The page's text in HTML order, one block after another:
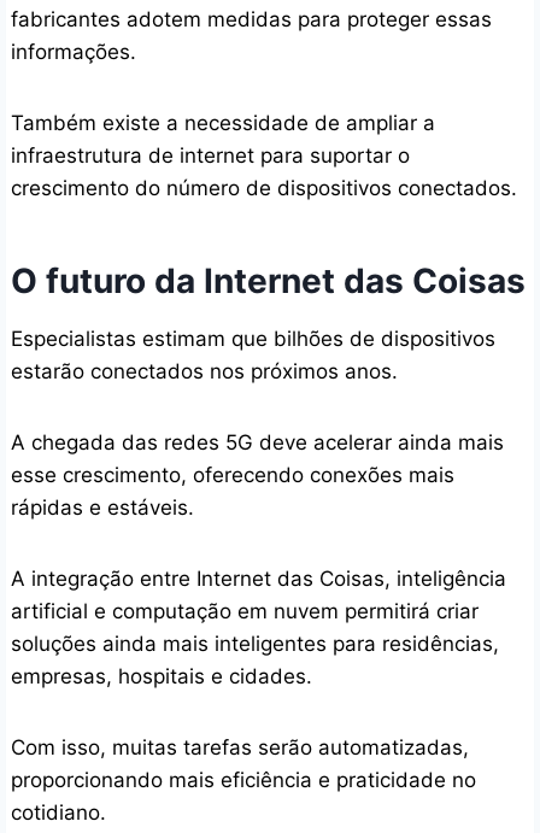
fabricantes adotem medidas para proteger essas
informações.
Também existe a necessidade de ampliar a
infraestrutura de internet para suportar o
crescimento do número de dispositivos conectados.
O futuro da Internet das Coisas
Especialistas estimam que bilhões de dispositivos
estarão conectados nos próximos anos.
A chegada das redes 5G deve acelerar ainda mais
esse crescimento, oferecendo conexões mais
rápidas e estáveis.
A integração entre Internet das Coisas, inteligência
artificial e computação em nuvem permitirá criar
soluções ainda mais inteligentes para residências,
empresas, hospitais e cidades.
Com isso, muitas tarefas serão automatizadas,
proporcionando mais eficiência e praticidade no
cotidiano.